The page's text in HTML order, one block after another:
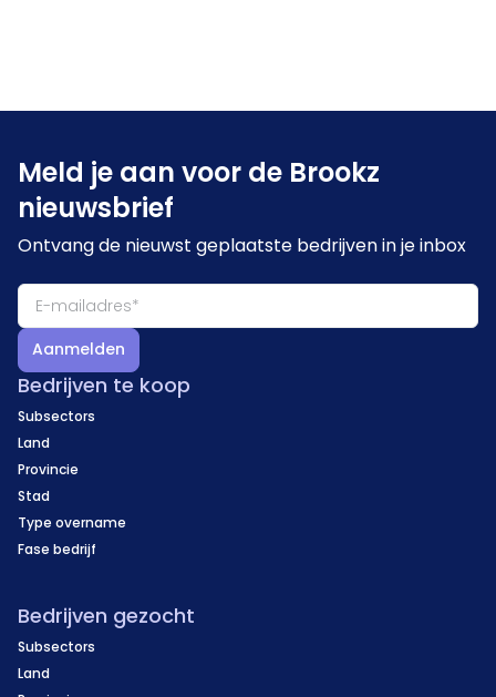
Meld je aan voor de Brookz
nieuwsbrief
Ontvang de nieuwst geplaatste bedrijven in je inbox
Aanmelden
Bedrijven te koop
Subsectors
Land
Provincie
Stad
Type overname
Fase bedrijf
Bedrijven gezocht
Subsectors
Land